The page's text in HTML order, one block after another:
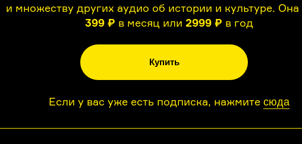
и множеству других аудио об истории и культуре. Она
399 ₽ в месяц или 2999 ₽ в год
Купить
Если у вас уже есть подписка, нажмите сюда